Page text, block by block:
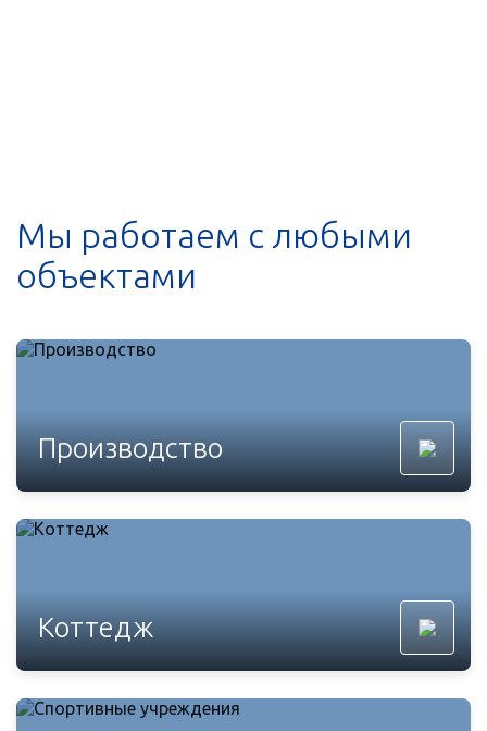
Мы работаем с любыми
объектами
Производство
Коттедж